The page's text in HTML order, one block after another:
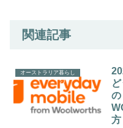
関連記事
オーストラリア暮らし
の
方